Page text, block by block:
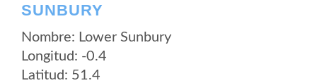
SUNBURY
Nombre: Lower Sunbury
Longitud: -0.4
Latitud: 51.4